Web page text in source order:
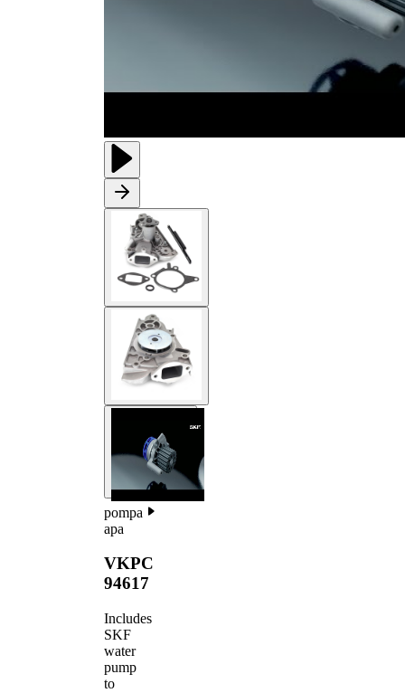
pompa
apa
VKPC
94617
Includes
SKF
water
pump
to